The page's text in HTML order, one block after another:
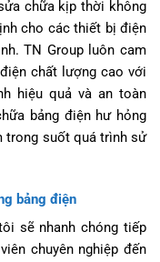
chữa kịp thời không
cho các thiết bị điện
TN Group luôn cam
chất lượng cao với
hiệu quả và an toàn
bảng điện hư hỏng
trong suốt quá trình sử
bảng điện
sẽ nhanh chóng tiếp
chuyên nghiệp đến